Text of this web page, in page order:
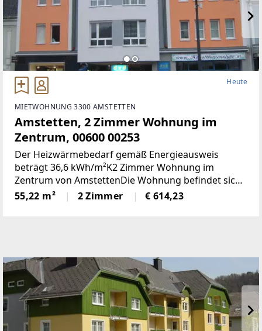
Heute
MIETWOHNUNG 3300 AMSTETTEN
Amstetten, 2 Zimmer Wohnung im
Zentrum, 00600 00253
Der Heizwärmebedarf gemäß Energieausweis
beträgt 36,6 kWh/m²K2 Zimmer Wohnung im
Zentrum von AmstettenDie Wohnung befindet sich
1. OG mit 55,22 m² Wohnnutzfläche und besteht aus
folgenden Räumen:Großzügiger Wohnraum
55,22 m² 2 Zimmer € 614,23